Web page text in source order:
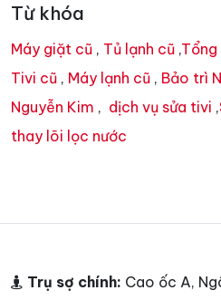
Từ khóa
Máy giặt cũ , Tủ lạnh cũ ,Tổng
Tivi cũ , Máy lạnh cũ , Bảo trì
Nguyễn Kim , dịch vụ sửa tivi ,
thay lõi lọc nước
Trụ sợ chính: Cao ốc A,